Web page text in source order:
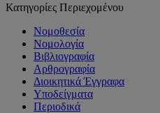
Κατηγορίες Περιεχομένου
Νομοθεσία
Νομολογία
Βιβλιογραφία
Αρθρογραφία
Διοικητικά Έγγραφα
Υποδείγματα
Περιοδικά